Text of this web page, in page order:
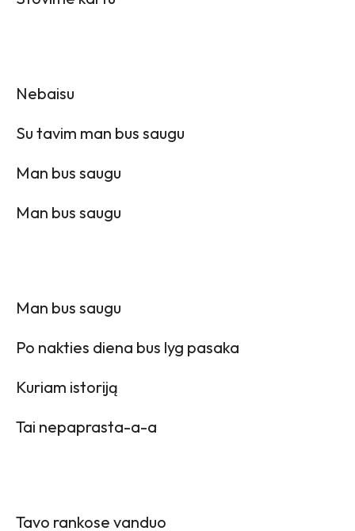
Nebaisu
Su tavim man bus saugu
Man bus saugu
Man bus saugu
Man bus saugu
Po nakties diena bus lyg pasaka
Kuriam istoriją
Tai nepaprasta-a-a
Tavo rankose vanduo